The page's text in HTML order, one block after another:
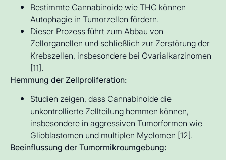
Bestimmte Cannabinoide wie THC können
Autophagie in Tumorzellen fördern.
Dieser Prozess führt zum Abbau von
Zellorganellen und schließlich zur Zerstörung der
Krebszellen, insbesondere bei Ovarialkarzinomen
[11].
Hemmung der Zellproliferation:
Studien zeigen, dass Cannabinoide die
unkontrollierte Zellteilung hemmen können,
insbesondere in aggressiven Tumorformen wie
Glioblastomen und multiplen Myelomen [12].
Beeinflussung der Tumormikroumgebung: